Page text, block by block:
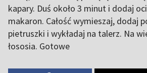
kapary. Duś około 3 minut i dodaj
makaron. Całość wymieszaj, dodaj
pietruszki i wykładaj na talerz. Na
łososia. Gotowe